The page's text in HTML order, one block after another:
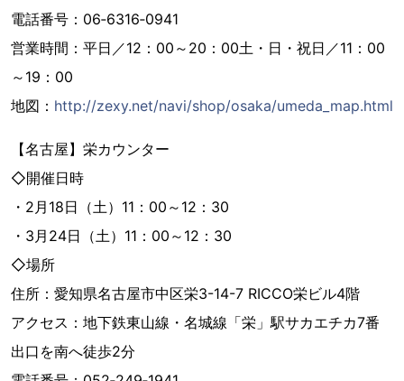
電話番号：06‐6316‐0941
営業時間：平日／12：00～20：00土・日・祝日／11：00
～19：00
地図： http://zexy.net/navi/shop/osaka/umeda_map.html
【名古屋】栄カウンター
◇開催日時
・2月18日（土）11：00～12：30
・3月24日（土）11：00～12：30
◇場所
住所：愛知県名古屋市中区栄3-14-7 RICCO栄ビル4階
アクセス：地下鉄東山線・名城線「栄」駅サカエチカ7番
出口を南へ徒歩2分